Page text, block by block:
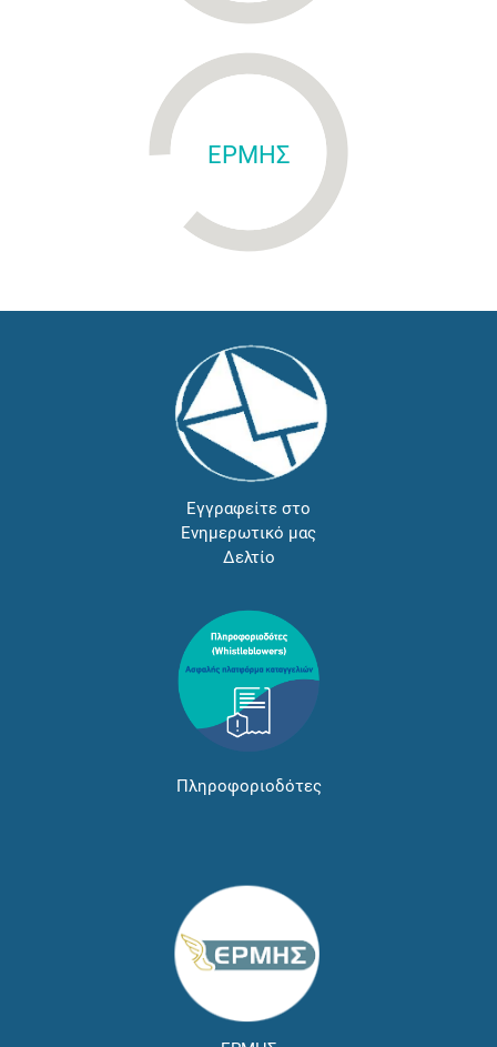
ΕΡΜΗΣ
Εγγραφείτε στο
Ενημερωτικό μας
Δελτίο
Πληροφοριοδότες